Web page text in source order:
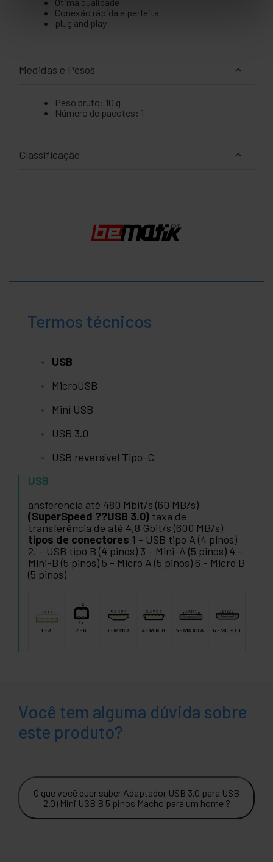
Otima qualidade
Conexão rápida e perfeita
plug and play
Medidas e Pesos
Peso bruto: 10 g
Número de pacotes: 1
Classificação
Termos técnicos
USB
MicroUSB
Mini USB
USB 3.0
USB reversível Tipo-C
USB
ansferencia até 480 Mbit/s (60 MB/s)
(SuperSpeed ??USB 3.0) taxa de
transferência de até 4,8 Gbit/s (600 MB/s)
tipos de conectores 1 - USB tipo A (4 pinos)
2. - USB tipo B (4 pinos) 3 - Mini-A (5 pinos) 4 -
Mini-B (5 pinos) 5 - Micro A (5 pinos) 6 - Micro B
(5 pinos)
Você tem alguma dúvida sobre
este produto?
O que você quer saber Adaptador USB 3.0 para USB
2.0 (Mini USB B 5 pinos Macho para um home ?